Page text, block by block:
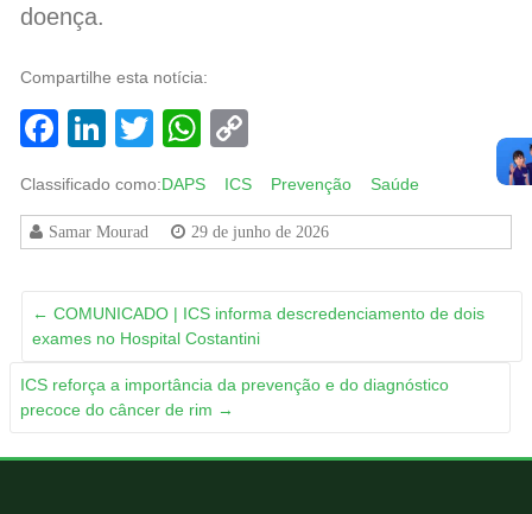
doença.
Compartilhe esta notícia:
Facebook
LinkedIn
TwitterWhatsApp
Classificado como:DAPS ICS Prevenção Saúde
Samar Mourad 29 de junho de 2026
← COMUNICADO | ICS informa descredenciamento de dois
exames no Hospital Costantini
ICS reforça a importância da prevenção e do diagnóstico
precoce do câncer de rim →